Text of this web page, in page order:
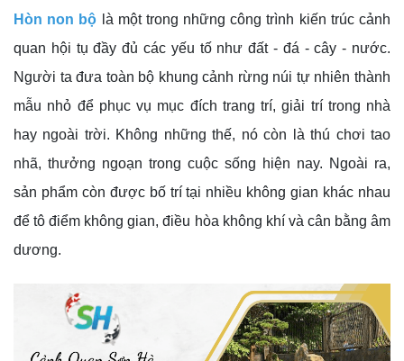
Hòn non bộ là một trong những công trình kiến trúc cảnh
quan hội tụ đầy đủ các yếu tố như đất - đá - cây - nước.
Người ta đưa toàn bộ khung cảnh rừng núi tự nhiên thành
mẫu nhỏ để phục vụ mục đích trang trí, giải trí trong nhà
hay ngoài trời. Không những thế, nó còn là thú chơi tao
nhã, thưởng ngoạn trong cuộc sống hiện nay. Ngoài ra,
sản phẩm còn được bố trí tại nhiều không gian khác nhau
để tô điểm không gian, điều hòa không khí và cân bằng âm
dương.